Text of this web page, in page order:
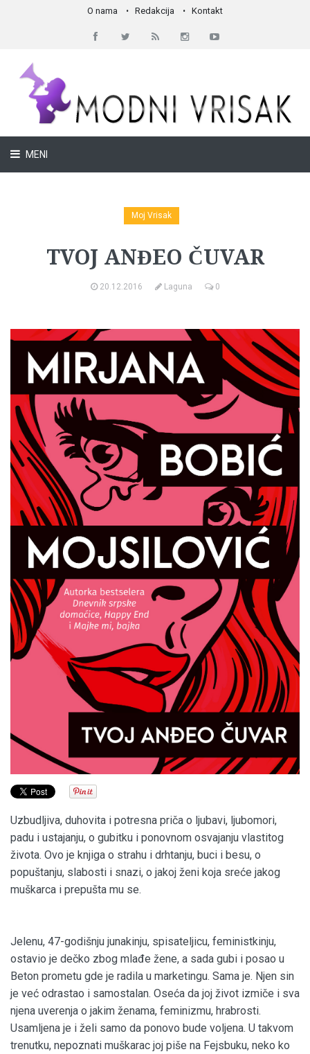
O nama Redakcija Kontakt
MENI
Moj Vrisak
TVOJ ANĐEO ČUVAR
20.12.2016 Laguna 0
Uzbudljiva, duhovita i potresna priča o ljubavi, ljubomori,
padu i ustajanju, o gubitku i ponovnom osvajanju vlastitog
života. Ovo je knjiga o strahu i drhtanju, buci i besu, o
popuštanju, slabosti i snazi, o jakoj ženi koja sreće jakog
muškarca i prepušta mu se.
Jelenu, 47-godišnju junakinju, spisateljicu, feministkinju,
ostavio je dečko zbog mlađe žene, a sada gubi i posao u
Beton prometu gde je radila u marketingu. Sama je. Njen sin
je već odrastao i samostalan. Oseća da joj život izmiče i sva
njena uverenja o jakim ženama, feminizmu, hrabrosti.
Usamljena je i želi samo da ponovo bude voljena. U takvom
trenutku, nepoznati muškarac joj piše na Fejsbuku, neko ko